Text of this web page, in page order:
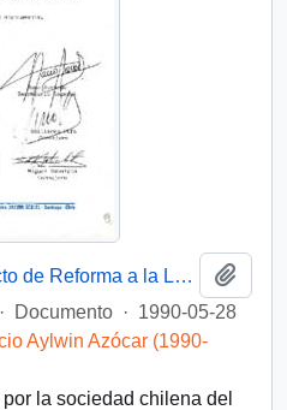
[Antecedentes del Proyecto de Reforma a la Ley N° 17.336 sobre Propiedad Intelectual]
· Documento · 1990-05-28
Aylwin Azócar (1990-
la sociedad chilena del